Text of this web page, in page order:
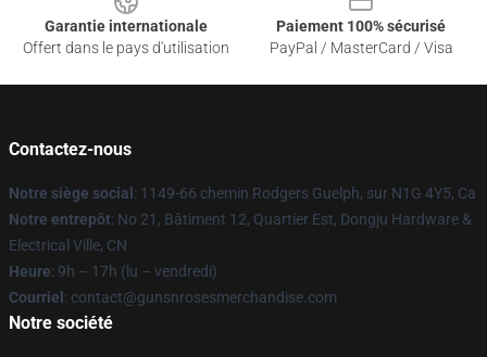
Garantie internationale
Offert dans le pays d'utilisation
Paiement 100% sécurisé
PayPal / MasterCard / Visa
Contactez-nous
Notre siège social : 1149-66 chemin Rodgers Guelph, sur N1G 4Y5, Ca
Notre entrepôt: No 21, Bâtiment 12, Quartier Est, Dongju Hardware &
Electrical Ville, CN
Heure: 9h – 17h (lu – vendredi)
Courriel : contact@gunsnrosesmerchandise.com
Notre société